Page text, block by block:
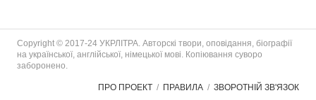
Українські письменники
Copyright © 2017-24 УКРЛІТРА. Авторскі твори, оповідання, біографії
на української, англійської, німецької мові. Копіювання суворо
заборонено.
ПРО ПРОЕКТ ПРАВИЛА ЗВОРОТНІЙ ЗВ'ЯЗОК